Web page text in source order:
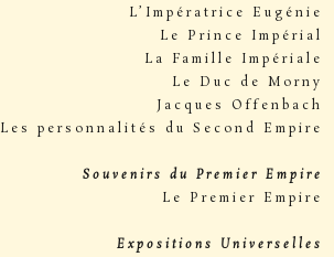
L’Impératrice Eugénie
Le Prince Impérial
La Famille Impériale
Le Duc de Morny
Jacques Offenbach
Les personnalités du Second Empire
Souvenirs du Premier Empire
Le Premier Empire
Expositions Universelles